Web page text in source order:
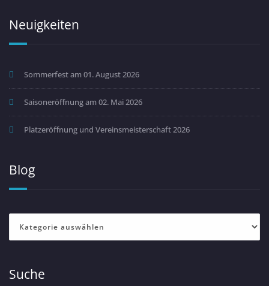
Neuigkeiten
Sommerfest am 01. August 2026
Saisoneröffnung am 02. Mai 2026
Platzeröffnung und Vereinsmeisterschaft 2026
Blog
Suche